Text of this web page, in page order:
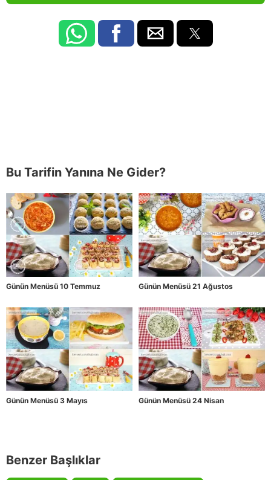
Bu Tarifin Yanına Ne Gider?
Günün Menüsü 10 Temmuz Günün Menüsü 21 Ağustos
Günün Menüsü 3 Mayıs Günün Menüsü 24 Nisan
Benzer Başlıklar